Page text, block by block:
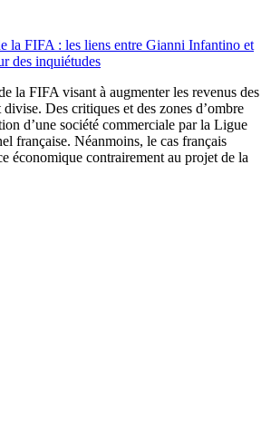
la FIFA : les liens entre Gianni Infantino et
des inquiétudes
la FIFA visant à augmenter les revenus des
Des critiques et des zones d’ombre
d’une société commerciale par la Ligue
française. Néanmoins, le cas français
économique contrairement au projet de la